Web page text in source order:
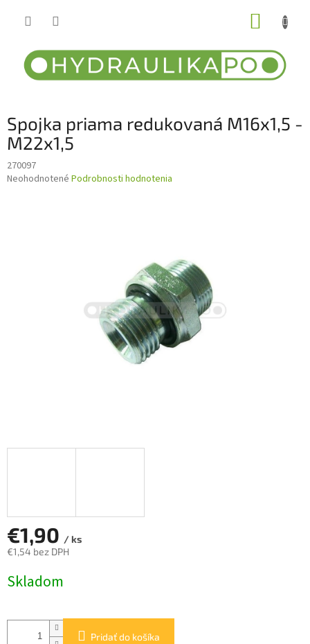
Spojka priama redukovaná M16x1,5 -
M22x1,5
270097
Priemerné
Neohodnotené Podrobnosti hodnotenia
€1,90 / ks
€1,54 bez DPH
cena:
Skladom
Pridať do košíka